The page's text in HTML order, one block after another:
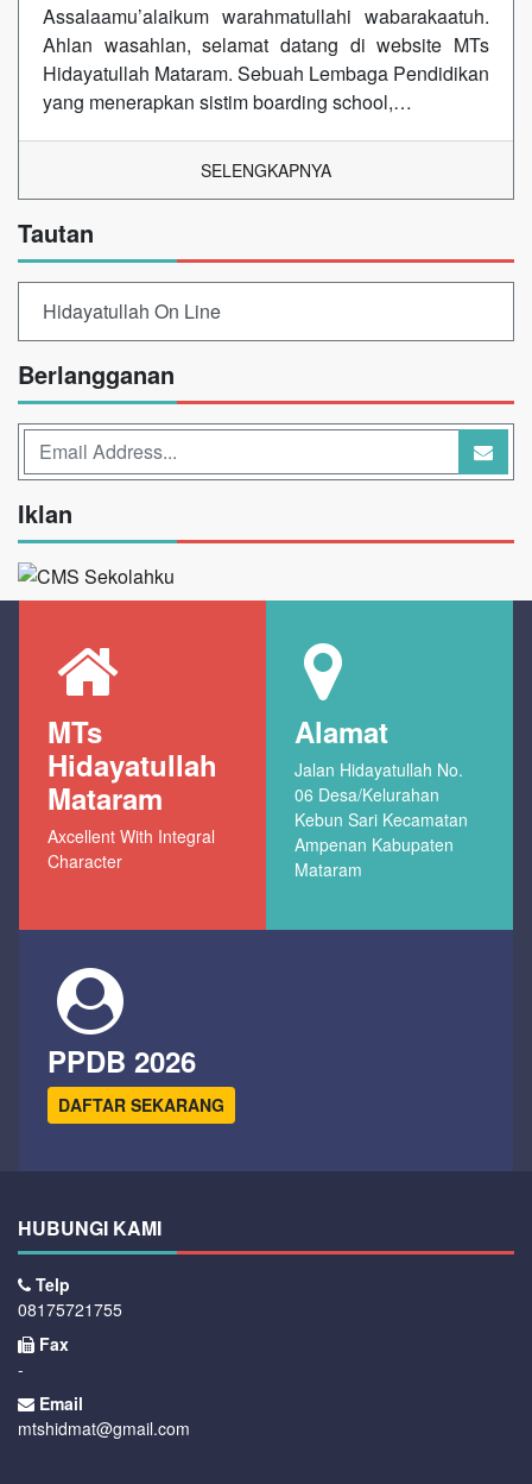
Assalaamu’alaikum warahmatullahi wabarakaatuh.
Ahlan wasahlan, selamat datang di website MTs
Hidayatullah Mataram. Sebuah Lembaga Pendidikan
yang menerapkan sistim boarding school,…
SELENGKAPNYA
Tautan
Hidayatullah On Line
Berlangganan
Iklan
MTs
Hidayatullah
Mataram
Axcellent With Integral
Character
Alamat
Jalan Hidayatullah No.
06 Desa/Kelurahan
Kebun Sari Kecamatan
Ampenan Kabupaten
Mataram
PPDB 2026
DAFTAR SEKARANG
HUBUNGI KAMI
Telp
08175721755
Fax
-
Email
mtshidmat@gmail.com